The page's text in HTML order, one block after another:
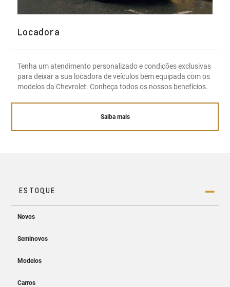
Locadora
Tenha um atendimento personalizado e condições exclusivas
para deixar a sua locadora de veículos bem equipada com os
modelos da Chevrolet. Conheça todos os nossos benefícios.
Saiba mais